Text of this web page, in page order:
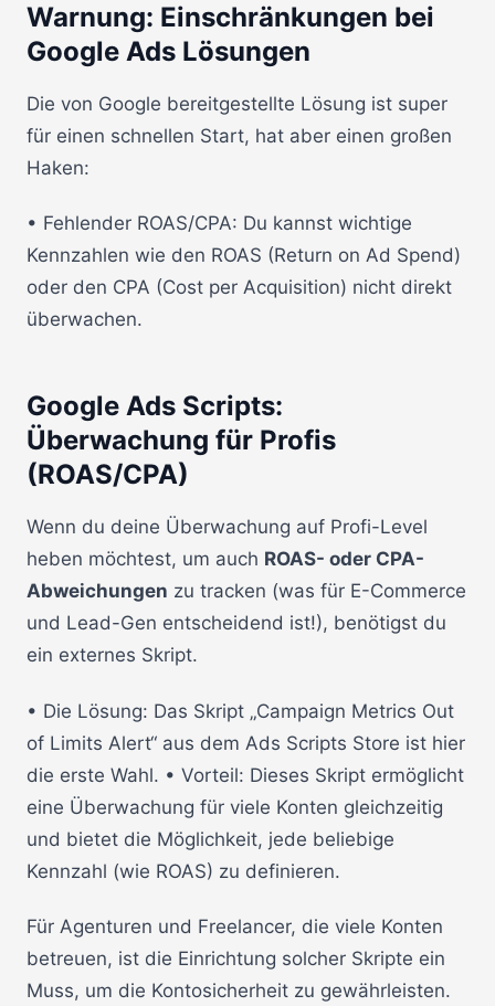
Warnung: Einschränkungen bei
Google Ads Lösungen
Die von Google bereitgestellte Lösung ist super
für einen schnellen Start, hat aber einen großen
Haken:
• Fehlender ROAS/CPA: Du kannst wichtige
Kennzahlen wie den ROAS (Return on Ad Spend)
oder den CPA (Cost per Acquisition) nicht direkt
überwachen.
Google Ads Scripts:
Überwachung für Profis
(ROAS/CPA)
Wenn du deine Überwachung auf Profi-Level
heben möchtest, um auch ROAS- oder CPA-
Abweichungen zu tracken (was für E-Commerce
und Lead-Gen entscheidend ist!), benötigst du
ein externes Skript.
• Die Lösung: Das Skript „Campaign Metrics Out
of Limits Alert“ aus dem Ads Scripts Store ist hier
die erste Wahl. • Vorteil: Dieses Skript ermöglicht
eine Überwachung für viele Konten gleichzeitig
und bietet die Möglichkeit, jede beliebige
Kennzahl (wie ROAS) zu definieren.
Für Agenturen und Freelancer, die viele Konten
betreuen, ist die Einrichtung solcher Skripte ein
Muss, um die Kontosicherheit zu gewährleisten.